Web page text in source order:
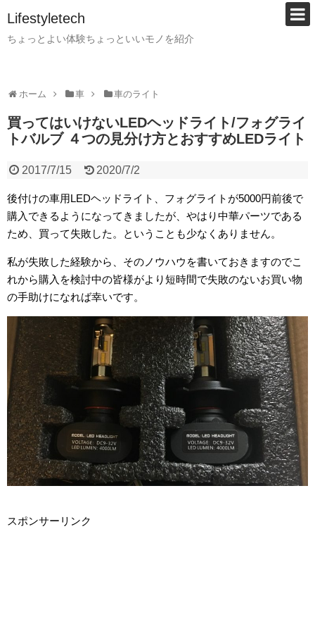
Lifestyletech
ちょっとよい体験ちょっといいモノを紹介
ホーム 車 車のライト
買ってはいけないLEDヘッドライト/フォグライ
トバルブ ４つの見分け方とおすすめLEDライト
2017/7/15 2020/7/2
後付けの車用LEDヘッドライト、フォグライトが5000円前後で
購入できるようになってきましたが、やはり中華パーツである
ため、買って失敗した。ということも少なくありません。
私が失敗した経験から、そのノウハウを書いておきますのでこ
れから購入を検討中の皆様がより短時間で失敗のないお買い物
の手助けになれば幸いです。
スポンサーリンク